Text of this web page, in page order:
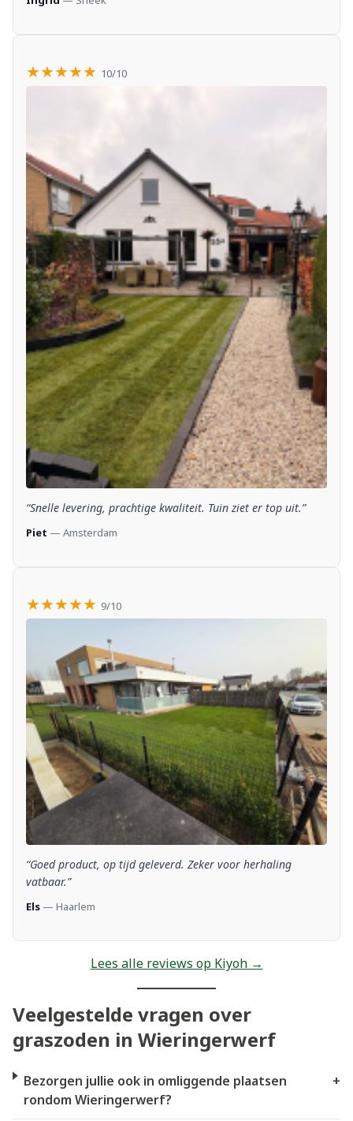
★★★★★ 10/10
“Snelle levering, prachtige kwaliteit. Tuin ziet er top uit.”
Piet — Amsterdam
★★★★★ 9/10
“Goed product, op tijd geleverd. Zeker voor herhaling
vatbaar.”
Els — Haarlem
Lees alle reviews op Kiyoh →
Veelgestelde vragen over
graszoden in Wieringerwerf
Bezorgen jullie ook in omliggende plaatsen
rondom Wieringerwerf?
+